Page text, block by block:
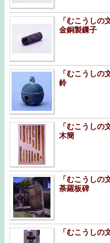
「むこうし
金銅製鏁子
「むこうし
鈴
「むこうし
木簡
「むこうし
荼羅板碑
「むこうし